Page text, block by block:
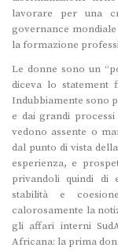
lavorare per una
governance
la formazione
Le donne sono un
diceva lo statement
Indubbiamente sono
e dai grandi
vedono assente o
dal punto di vista
esperienza, e
privandoli quindi di
stabilità e
calorosamente la
gli affari interni
Africana: la prima